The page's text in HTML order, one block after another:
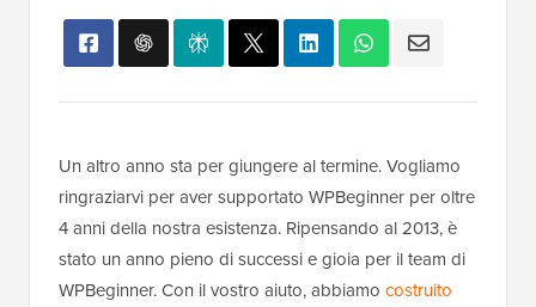
Un altro anno sta per giungere al termine. Vogliamo
ringraziarvi per aver supportato WPBeginner per oltre
4 anni della nostra esistenza. Ripensando al 2013, è
stato un anno pieno di successi e gioia per il team di
WPBeginner. Con il vostro aiuto, abbiamo costruito